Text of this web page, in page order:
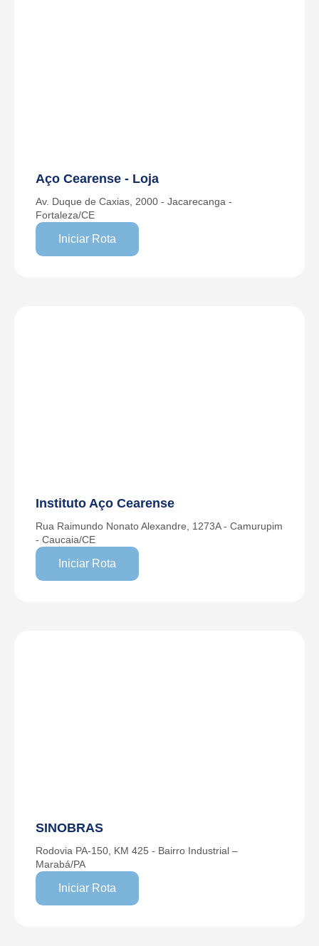
Aço Cearense - Loja
Av. Duque de Caxias, 2000 - Jacarecanga -
Fortaleza/CE
Iniciar Rota
Instituto Aço Cearense
Rua Raimundo Nonato Alexandre, 1273A - Camurupim
- Caucaia/CE
Iniciar Rota
SINOBRAS
Rodovia PA-150, KM 425 - Bairro Industrial –
Marabá/PA
Iniciar Rota